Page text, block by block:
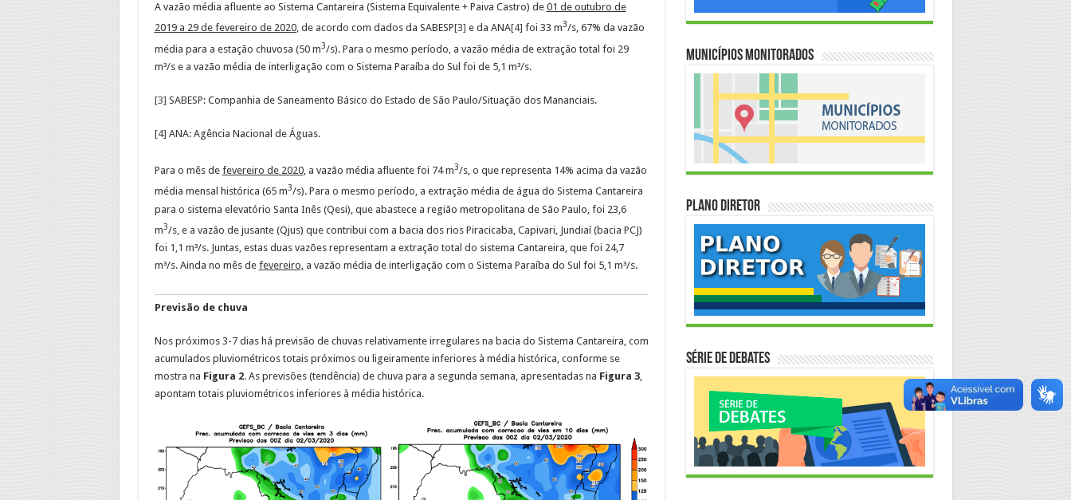
A vazão média afluente ao Sistema Cantareira (Sistema Equivalente + Paiva Castro) de 01 de outubro de
2019 a 29 de fevereiro de 2020, de acordo com dados da SABESP[3] e da ANA[4] foi 33 m3/s, 67% da vazão
média para a estação chuvosa (50 m3/s). Para o mesmo período, a vazão média de extração total foi 29
m³/s e a vazão média de interligação com o Sistema Paraíba do Sul foi de 5,1 m³/s.
[3] SABESP: Companhia de Saneamento Básico do Estado de São Paulo/Situação dos Mananciais.
[4] ANA: Agência Nacional de Águas.
Para o mês de fevereiro de 2020, a vazão média afluente foi 74 m3/s, o que representa 14% acima da vazão
média mensal histórica (65 m3/s). Para o mesmo período, a extração média de água do Sistema Cantareira
para o sistema elevatório Santa Inês (Qesi), que abastece a região metropolitana de São Paulo, foi 23,6
m3/s, e a vazão de jusante (Qjus) que contribui com a bacia dos rios Piracicaba, Capivari, Jundiaí (bacia PCJ)
foi 1,1 m³/s. Juntas, estas duas vazões representam a extração total do sistema Cantareira, que foi 24,7
m³/s. Ainda no mês de fevereiro,a vazão média de interligação com o Sistema Paraíba do Sul foi 5,1 m³/s.
Previsão de chuva
Nos próximos 3-7 dias há previsão de chuvas relativamente irregulares na bacia do Sistema Cantareira, com
acumulados pluviométricos totais próximos ou ligeiramente inferiores à média histórica, conforme se
mostra na Figura 2. As previsões (tendência) de chuva para a segunda semana, apresentadas na Figura 3,
apontam totais pluviométricos inferiores à média histórica.
Municípios Monitorados
Plano Diretor
Série de Debates